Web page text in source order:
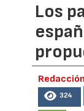
Los
324